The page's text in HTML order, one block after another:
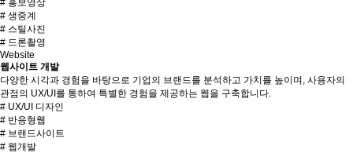
# 홍보영상
# 생중계
# 스틸사진
# 드론촬영
Website
웹사이트 개발
다양한 시각과 경험을 바탕으로 기업의 브랜드를 분석하고 가치를 높이며, 사용자의
관점의 UX/UI를 통하여 특별한 경험을 제공하는 웹을 구축합니다.
# UX/UI 디자인
# 반응형웹
# 브랜드사이트
# 웹개발